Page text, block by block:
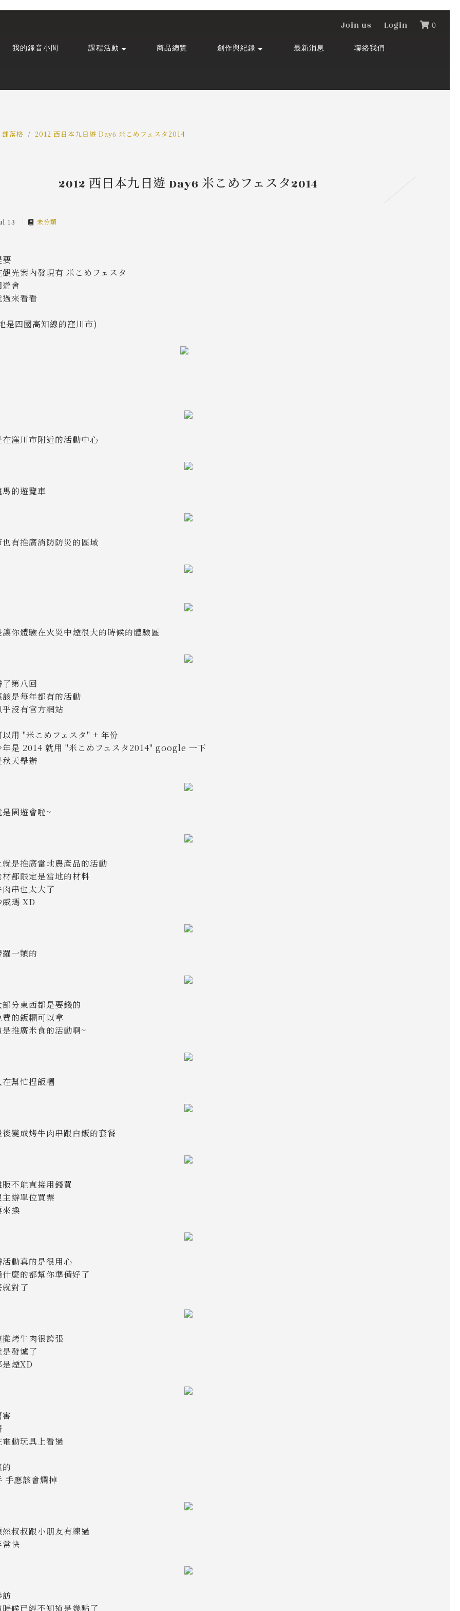
Join us Login 0
我的錄音小間 課程活動 商品總覽 創作與紀錄 最新消息 聯絡我們
部落格 2012 西日本九日遊 Day6 米こめフェスタ2014
2012 西日本九日遊 Day6 米こめフェスタ2014
13 未分類
要
光案內發現有 米こめフェスタ
會
來看看
是四國高知線的窪川市)
窪川市附近的活動中心
的遊覽車
有推廣消防防災的區域
你體驗在火災中煙很大的時候的體驗區
第八回
是每年都有的活動
沒有官方網站
以用 "米こめフェスタ" + 年份
年是 2014 就用 "米こめフェスタ2014" google 一下
天舉辦
園遊會啦~
是推廣當地農產品的活動
都限定是當地的材料
串也太大了
瑪 XD
一類的
分東西都是要錢的
的飯糰可以拿
推廣米食的活動啊~
幫忙捏飯糰
變成烤牛肉串跟白飯的套餐
不能直接用錢買
辦單位買票
換
動真的是很用心
麼的都幫你準備好了
對了
烤牛肉很誇張
發爐了
煙XD
動玩具上看過
手應該會爛掉
叔叔跟小朋友有練過
快
訪
候已經不知道是幾點了